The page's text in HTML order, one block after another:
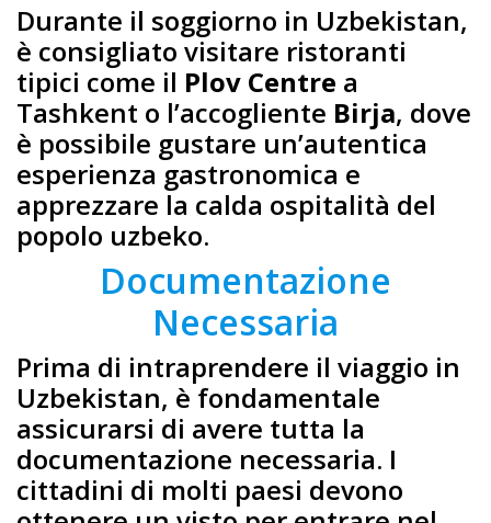
Durante il soggiorno in Uzbekistan,
è consigliato visitare ristoranti
tipici come il Plov Centre a
Tashkent o l’accogliente Birja, dove
è possibile gustare un’autentica
esperienza gastronomica e
apprezzare la calda ospitalità del
popolo uzbeko.
Documentazione
Necessaria
Prima di intraprendere il viaggio in
Uzbekistan, è fondamentale
assicurarsi di avere tutta la
documentazione necessaria. I
cittadini di molti paesi devono